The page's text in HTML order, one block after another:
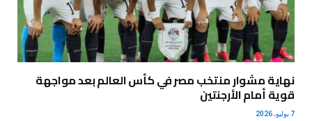
نهاية مشوار منتخب مصر في كأس العالم بعد مواجهة
قوية أمام الأرجنتين
7 يوليو، 2026